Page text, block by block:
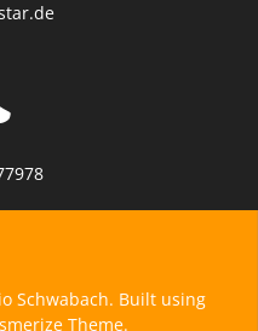
Schwabach. Built using
Theme.